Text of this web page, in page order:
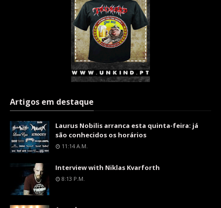
Artigos em destaque
Laurus Nobilis arranca esta quinta-feira: já
são conhecidos os horários
11:14 A.m.
Interview with Niklas Kvarforth
8:13 P.m.